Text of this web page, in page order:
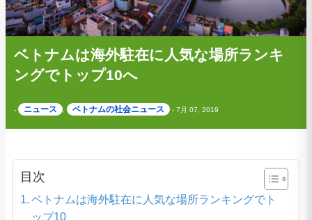
ベトナムは海外駐在に人気な場所ランキ
ングでトップ10へ
- ニュース ベトナムの社会ニュース - 7月 07, 2019
目次
ベトナムは海外駐在に人気な場所ランキングでト
ップ10